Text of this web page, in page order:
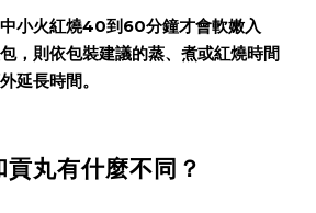
小火紅燒40到60分鐘才會軟嫩入
，則依包裝建議的蒸、煮或紅燒時間
延長時間。
丸有什麼不同？